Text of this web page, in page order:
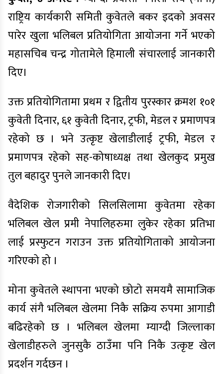
राष्ट्रिय कार्यकारी समिती कुवेतले बकर इदको अवसर
पारेर खुला भलिबल प्रतियोगिता आयोजना गर्ने भएको
महासचिब चन्द्र गोतामेले हिमाली संचारलाई जानकारी
दिए।
उक्त प्रतियोगितामा प्रथम र द्वितीय पुरस्कार क्रमश १०१
कुवेती दिनार, ६१ कुवेती दिनार, ट्रफी, मेडल र प्रमाणपत्र
रहेको छ । भने उत्कृष्ट खेलाडीलाई ट्रफी, मेडल र
प्रमाणपत्र रहेको सह-कोषाध्यक्ष तथा खेलकुद प्रमुख
तुल बहादुर पुनले जानकारी दिए।
वैदेशिक रोजगारीको सिलसिलामा कुवेतमा रहेका
भलिबल खेल प्रमी नेपालिहरुमा लुकेर रहेका प्रतिभा
लाई प्रस्फुटन गराउन उक्त प्रतियोगिताको आयोजना
गरिएको हो ।
मोना कुवेतले स्थापना भएको छोटो समयमै सामाजिक
कार्य संगै भलिबल खेलमा निकै सक्रिय रुपमा आगाडी
बढिरहेको छ । भलिबल खेलमा म्याग्दी जिल्लाका
खेलाडीहरुले जुनसुकै ठाउँमा पनि निकै उत्कृष्ट खेल
प्रदर्शन गर्दछन ।